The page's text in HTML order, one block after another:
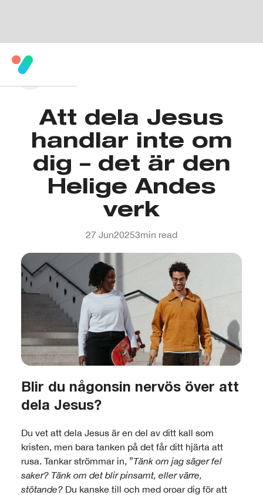
Att dela Jesus
handlar inte om
dig – det är den
Helige Andes
verk
27 Jun20253min read
Blir du någonsin nervös över att
dela Jesus?
Du vet att dela Jesus är en del av ditt kall som
kristen, men bara tanken på det får ditt hjärta att
rusa. Tankar strömmar in, ”Tänk om jag säger fel
saker? Tänk om det blir pinsamt, eller värre,
stötande? Du kanske till och med oroar dig för att